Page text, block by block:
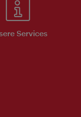
Services